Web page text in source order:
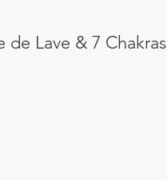
de Lave & 7 Chakras